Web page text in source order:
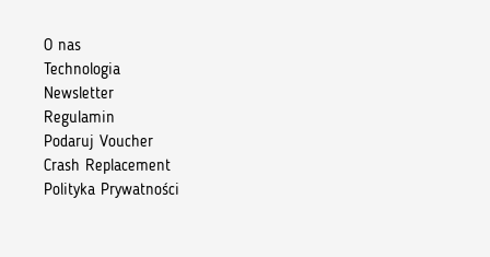
O nas
Technologia
Newsletter
Regulamin
Podaruj Voucher
Crash Replacement
Polityka Prywatności